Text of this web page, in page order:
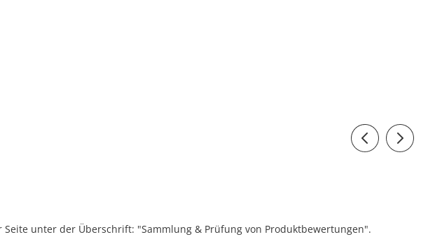
unter der Überschrift: "Sammlung & Prüfung von Produktbewertungen".